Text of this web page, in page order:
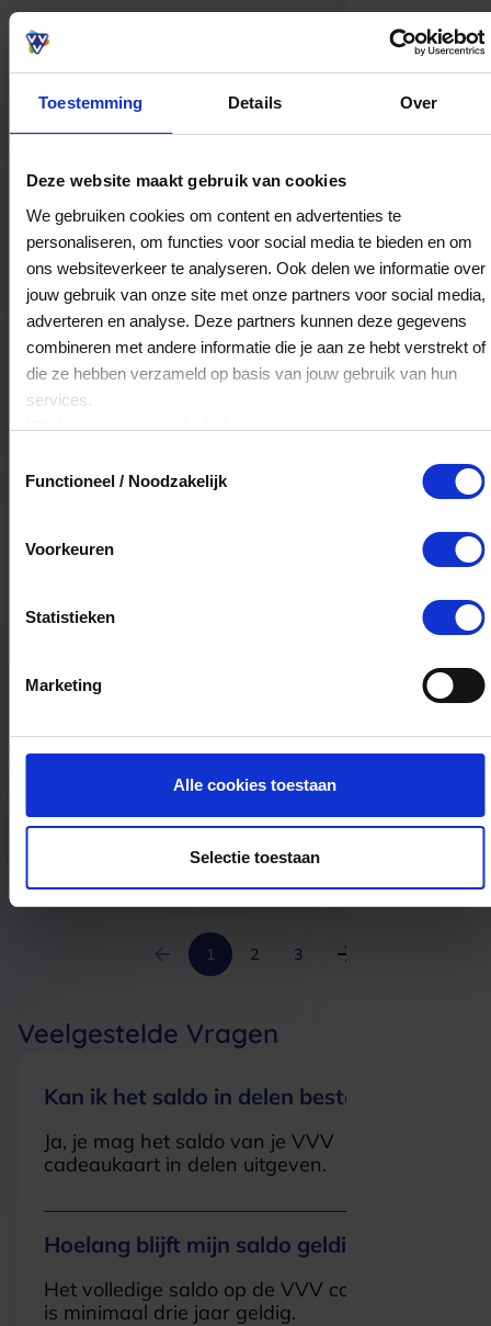
Toestemming Details Over
Deze website maakt gebruik van cookies
We gebruiken cookies om content en advertenties te
personaliseren, om functies voor social media te bieden en om
ons websiteverkeer te analyseren. Ook delen we informatie over
jouw gebruik van onze site met onze partners voor social media,
adverteren en analyse. Deze partners kunnen deze gegevens
combineren met andere informatie die je aan ze hebt verstrekt of
die ze hebben verzameld op basis van jouw gebruik van hun
services.
Klikhiervoor ons cookiebeleid.
Functioneel / Noodzakelijk
Voorkeuren
Statistieken
Marketing
Alle cookies toestaan
Selectie toestaan
Skins Amstelveen
Rembrandthof 27-2
1181 ZL Amstelveen
Skins Oosterbeek
Utrechtseweg 190
6862AW
Oosterbeek
Skins Amersfoort
Langestraat 38
3811AH
Skins Laren
1251AX
Skins Westfield mall of The Netherlands
Kornoelje 18
Skins Haarlem
Zijlstraat 71
Haarlem
1 2 3
Veelgestelde Vragen
Kan ik het saldo in delen besteden?
Ja, je mag het saldo van je VVV
cadeaukaart in delen uitgeven.
Hoelang blijft mijn saldo geldig?
Het volledige saldo op de VVV cadeaukaart
is minimaal drie jaar geldig.